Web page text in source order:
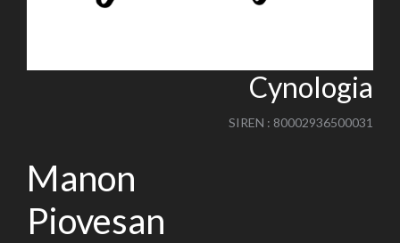
Cynologia
SIREN : 80002936500031
Manon
Piovesan